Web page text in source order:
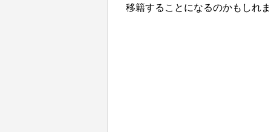
移籍することになるのかもしれ